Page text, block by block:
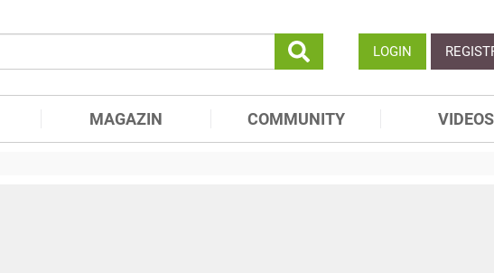
LOGIN
MAGAZIN COMMUNITY VIDEOS